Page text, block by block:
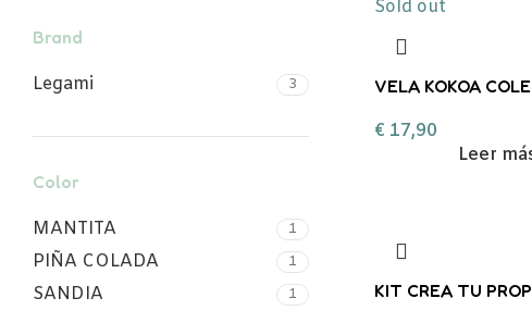
Brand
Legami 3
Color
MANTITA 1
PIÑA COLADA 1
SANDIA 1
Sold out
VELA KOKOA
€ 17,90
Leer
KIT CREA TU